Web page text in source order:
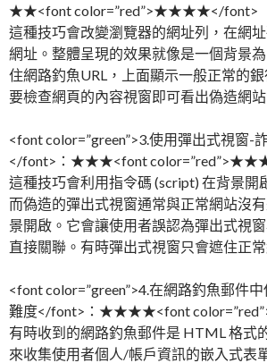
★★<font color=”red”>★★★★</font>
這種技巧會改變瀏覽器的網址列，在網
網址。整體呈現的效果就像是一個背景
住網路釣魚URL，上面顯示一般正常的
要檢查網頁的內容視窗即可看出偽造網
<font color=”green”>3.使用彈出式視窗-
</font>：★★★<font
這種技巧會利用指令碼 (script) 在背景開
而偽造的彈出式視窗通常與正常網站沒
景開啟。它會讓使用者誤認為彈出式視
直接關聯。有時彈出式視窗只會遮住正
<font color=”green”>4.在網路釣魚郵件
難度</font>：★★★★<font
有時收到的網路釣魚郵件是 HTML 格式
來收集使用者個人/帳戶資訊的嵌入式表